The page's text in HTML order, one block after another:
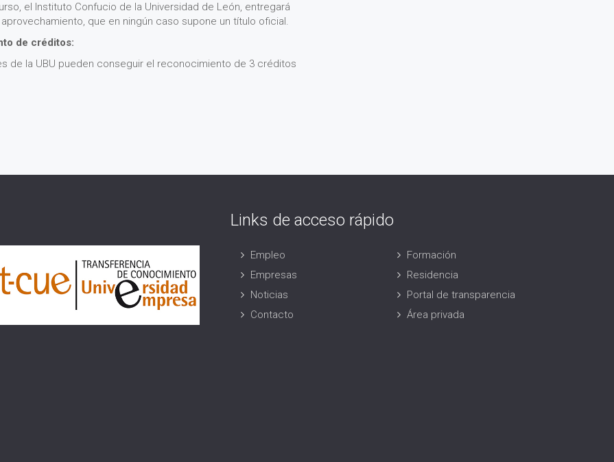
el Instituto Confucio de la Universidad de León, entregará
que en ningún caso supone un título oficial.
de créditos:
de la UBU pueden conseguir el reconocimiento de 3 créditos
Links de acceso rápido
Empleo
Empresas
Noticias
Contacto
Formación
Residencia
Portal de transparencia
Área privada